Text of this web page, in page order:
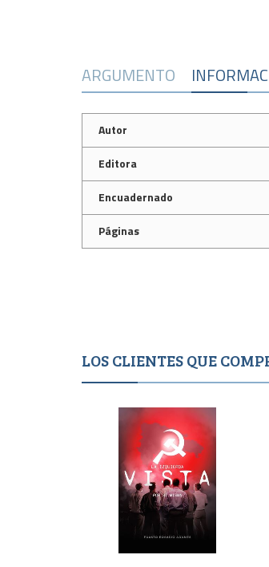
ARGUMENTO
Autor
Editora
Encuadernado
Páginas
LOS CLIENTES QUE